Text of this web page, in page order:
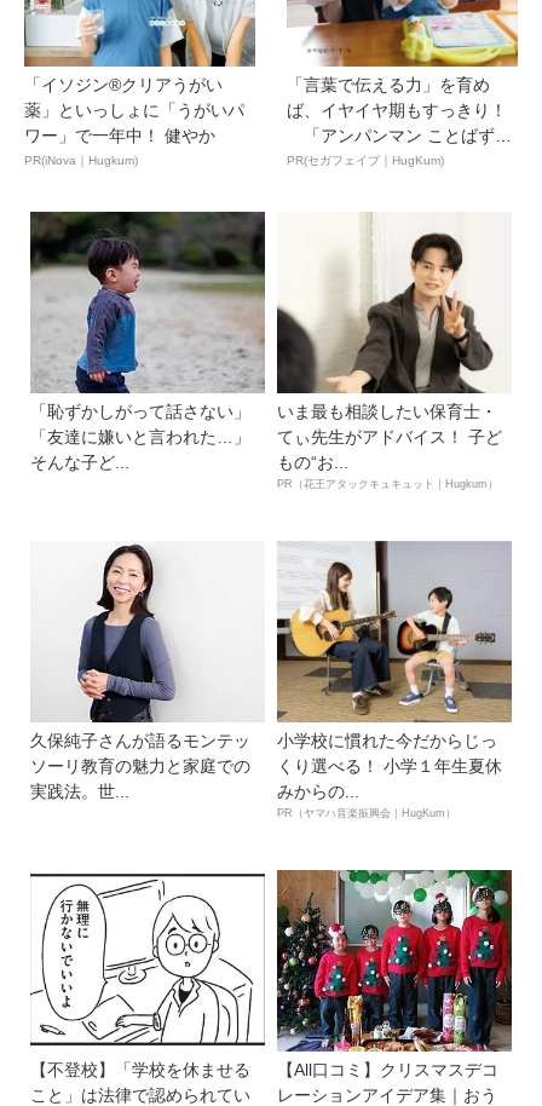
「イソジン®クリアうがい
薬」といっしょに「うがいパ
ワー」で一年中！ 健やか
PR(iNova｜Hugkum)
「言葉で伝える力」を育め
ば、イヤイヤ期もすっきり！
「アンパンマン ことばずか
ん...
PR(セガフェイブ｜HugKum)
「恥ずかしがって話さない」
「友達に嫌いと言われた…」
そんな子ど...
いま最も相談したい保育士・
てぃ先生がアドバイス！ 子ど
もの“お...
PR（花王アタックキュキュット｜Hugkum）
久保純子さんが語るモンテッ
ソーリ教育の魅力と家庭での
実践法。世...
小学校に慣れた今だからじっ
くり選べる！ 小学１年生夏休
みからの...
PR（ヤマハ音楽振興会｜HugKum）
【不登校】「学校を休ませる
こと」は法律で認められてい
【All口コミ】クリスマスデコ
レーションアイデア集｜おう